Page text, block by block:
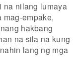
na nilang lumaya
empake,
hakbang
na sila na kung
lang ng mga